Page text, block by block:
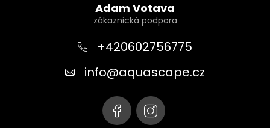
Adam Votava
+420602756775
info@aquascape.cz